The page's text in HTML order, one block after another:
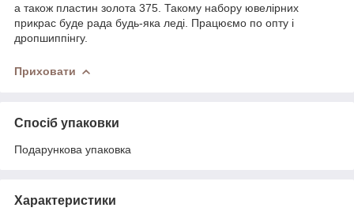
а також пластин золота 375. Такому набору ювелірних
прикрас буде рада будь-яка леді. Працюємо по опту і
дропшиппінгу.
Приховати
Спосіб упаковки
Подарункова упаковка
Характеристики